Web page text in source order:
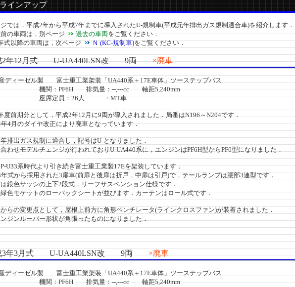
インアップ
は，平成2年から平成7年までに導入されたU-規制車(平成元年排出ガス規制適合車)を紹介します．
の車両は，別ページ
過去の車両をご覧ください．
以降の車両は，次ページ
Ｎ (KC-規制車)をご覧ください．
年12月式 U-UA440LSN改 9両×廃車
ディーゼル製 富士重工業架装「UA440系＋17E車体」ツーステップバス
PF6H 排気量：--,---cc 軸距5,240mm
定員：26人 ・MT車
前期分として，平成2年12月に9両が導入されました．局番はN196～N204です．
4月のダイヤ改正により廃車となっています．
出ガス規制に適合し，記号はU-となりました．
せモデルチェンジが行われておりU-UA440系に，エンジンはPF6H型からPF6型になりました．
系時代より引き続き富士重工業製17Eを架装しています．
から採用された3扉車(前扉と後扉は折戸，中扉は引戸)で，テールランプは腰部3連型です．
色サッシの上下2段式，リーフサスペンション仕様です．
モケットのローバックシートが並びます．カーテンはロール式です．
の変更点として，屋根上前方に角形ベンチレータ(ラインクロスファン)が装着されました．
ンルーバー形状が角張ったものになりました．
年3月式 U-UA440LSN改 9両×廃車
ディーゼル製 富士重工業架装「UA440系＋17E車体」ツーステップバス
PF6H 排気量：--,---cc 軸距5,240mm